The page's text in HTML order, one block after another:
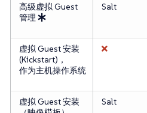
高级虚拟 Guest
管理
Salt
虚拟 Guest 安装
(Kickstart)，
作为主机操作系统
虚拟 Guest 安装
Salt